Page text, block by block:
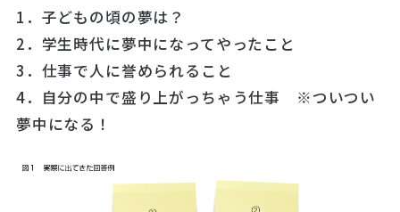
1．子どもの頃の夢は？
2．学生時代に夢中になってやったこと
3．仕事で人に誉められること
4．自分の中で盛り上がっちゃう仕事 ※ついつい
夢中になる！